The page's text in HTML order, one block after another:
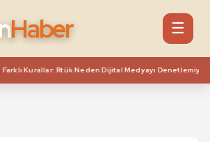
Haber ☰
Kurallar: Rtük Neden Dijital Medyayı Denetlemiyor?